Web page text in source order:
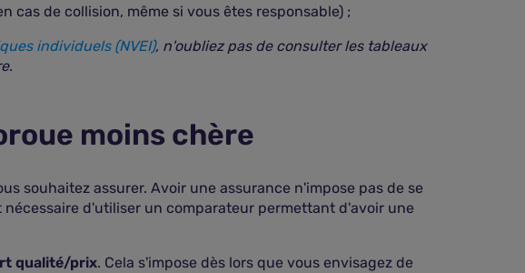
cas de collision, même si vous êtes responsable) ;
individuels (NVEI), n'oubliez pas de consulter les tableaux
.
moins chère
souhaitez assurer. Avoir une assurance n'impose pas de se
d'utiliser un comparateur permettant d'avoir une
qualité/prix. Cela s'impose dès lors que vous envisagez de